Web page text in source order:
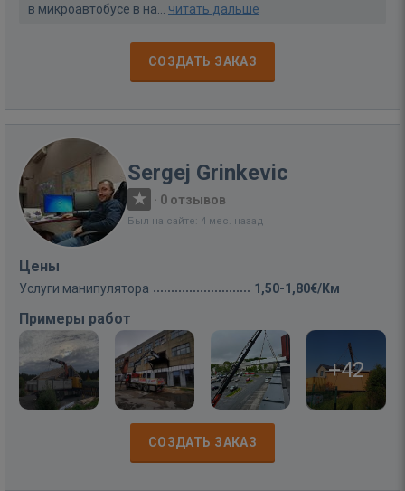
в микроавтобусе в на... читать дальше
СОЗДАТЬ ЗАКАЗ
Sergej Grinkevic
· 0 отзывов
Был на сайте: 4 мес. назад
Цены
Услуги манипулятора 1,50-1,80€/Км
Примеры работ
+42
СОЗДАТЬ ЗАКАЗ